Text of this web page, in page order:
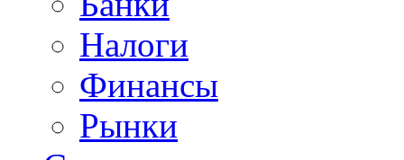
Налоги
Финансы
Рынки